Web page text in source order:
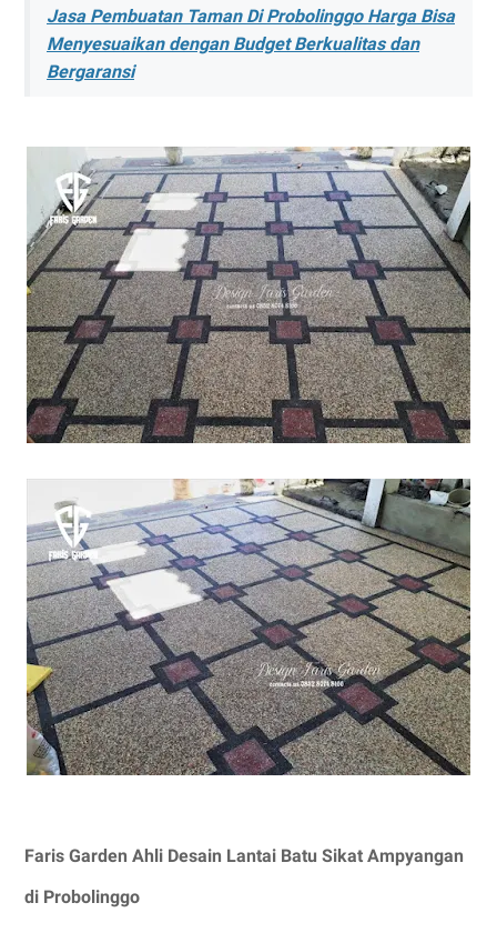
Jasa Pembuatan Taman Di Probolinggo Harga Bisa
Menyesuaikan dengan Budget Berkualitas dan
Bergaransi
Faris Garden Ahli Desain Lantai Batu Sikat Ampyangan
di Probolinggo